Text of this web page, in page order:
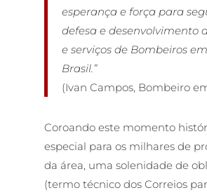
esperança e força para
defesa e desenvolvimento
e serviços de Bombeiros
Brasil.”
(Ivan Campos, Bombeiro
Coroando este momento
especial para os milhares de
da área, uma solenidade de
(termo técnico dos Correios